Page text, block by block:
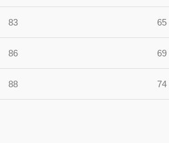
83 65
86 69
88 74